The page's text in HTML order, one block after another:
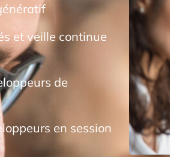
et veille continue
de
en session